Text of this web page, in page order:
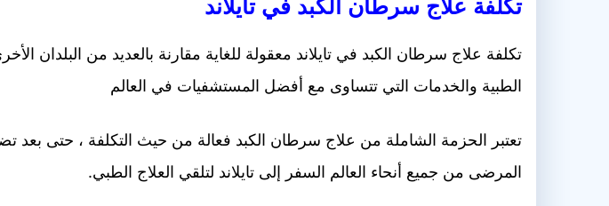
تكلفة علاج سرطان الكبد في تايلاند
تكلفة علاج سرطان الكبد في تايلاند معقولة للغاية مقارنة بالعديد من البلدان
الطبية والخدمات التي تتساوى مع أفضل المستشفيات في العالم
تعتبر الحزمة الشاملة من علاج سرطان الكبد فعالة من حيث التكلفة ، حتى بعد
المرضى من جميع أنحاء العالم السفر إلى تايلاند لتلقي العلاج الطبي.